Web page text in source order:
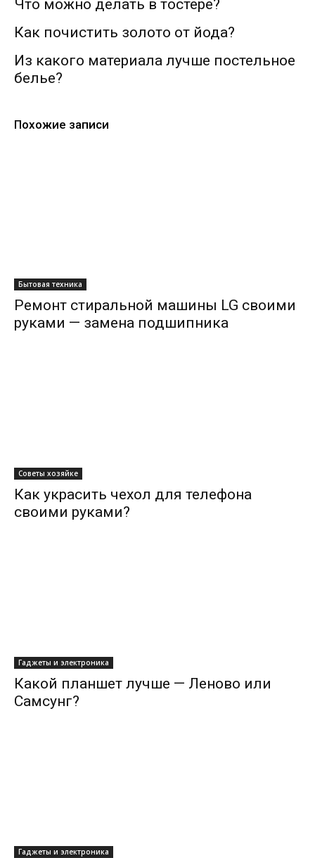
Что можно делать в тостере?
Как почистить золото от йода?
Из какого материала лучше постельное
белье?
Похожие записи
Бытовая техника
Ремонт стиральной машины LG своими
руками — замена подшипника
Советы хозяйке
Как украсить чехол для телефона
своими руками?
Гаджеты и электроника
Какой планшет лучше — Леново или
Самсунг?
Гаджеты и электроника